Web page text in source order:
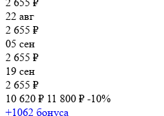
22 авг
2 655 ₽
05 сен
2 655 ₽
19 сен
2 655 ₽
10 620 ₽ 11 800 ₽ -10%
+1062 бонуса